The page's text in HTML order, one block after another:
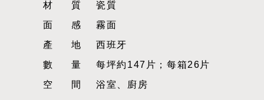
材質瓷質
面感霧面
產地西班牙
數量每坪約147片；每箱26片
空間浴室、廚房